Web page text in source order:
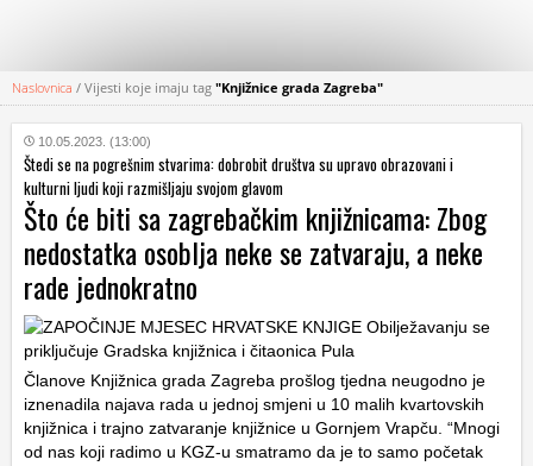
KATEGORIJE
HRVATSKI
WEB
Naslovnica / Vijesti koje imaju tag "Knjižnice grada Zagreba"
10.05.2023. (13:00)
Štedi se na pogrešnim stvarima: dobrobit društva su upravo obrazovani i
kulturni ljudi koji razmišljaju svojom glavom
Što će biti sa zagrebačkim knjižnicama: Zbog
nedostatka osoblja neke se zatvaraju, a neke
rade jednokratno
Članove Knjižnica grada Zagreba prošlog tjedna neugodno je
iznenadila najava rada u jednoj smjeni u 10 malih kvartovskih
knjižnica i trajno zatvaranje knjižnice u Gornjem Vrapču. “Mnogi
od nas koji radimo u KGZ-u smatramo da je to samo početak